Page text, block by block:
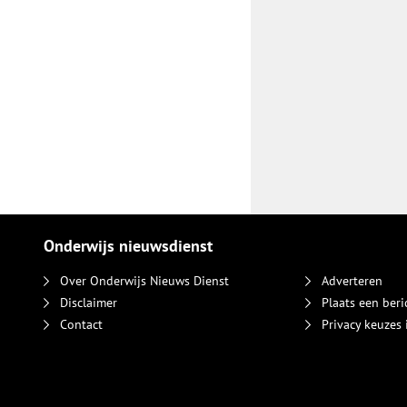
Onderwijs nieuwsdienst
Over Onderwijs Nieuws Dienst
Disclaimer
Contact
Adverteren
Plaats een
Privacy